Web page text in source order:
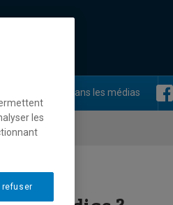
Dans les médias
les
refuser